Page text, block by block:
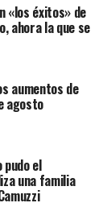
«los éxitos» de
ahora la que se
aumentos de
agosto
pudo el
una familia